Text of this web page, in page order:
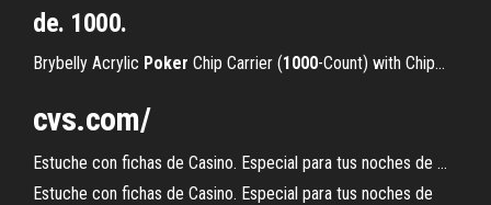
de. 1000.
Brybelly Acrylic Poker Chip Carrier (1000-Count) with Chip…
cvs.com/
Estuche con fichas de Casino. Especial para tus noches de ...
Estuche con fichas de Casino. Especial para tus noches de